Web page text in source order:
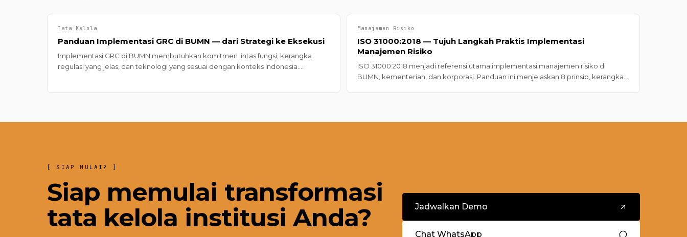
Tata Kelola
Panduan Implementasi GRC di BUMN — dari Strategi ke Eksekusi
Implementasi GRC di BUMN membutuhkan komitmen lintas fungsi, kerangka
regulasi yang jelas, dan teknologi yang sesuai dengan konteks Indonesia.
Manajemen Risiko
ISO 31000:2018 — Tujuh Langkah Praktis Implementasi
Manajemen Risiko
ISO 31000:2018 menjadi referensi utama implementasi manajemen risiko di
BUMN, kementerian, dan korporasi. Panduan ini menjelaskan 8 prinsip, kerangka
[ SIAP MULAI? ]
Siap memulai transformasi
tata kelola institusi Anda?
Jadwalkan Demo
Chat WhatsApp